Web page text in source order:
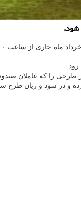
طرحی را که عاملان